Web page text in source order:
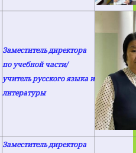
Заместитель директора
по учебной части/
учитель русского языка и
литературы
Заместитель директора